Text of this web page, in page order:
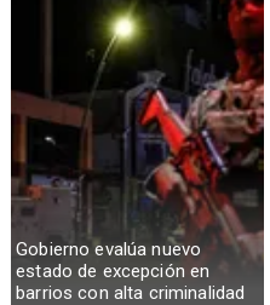
Gobierno evalúa nuevo
estado de excepción en
barrios con alta criminalidad